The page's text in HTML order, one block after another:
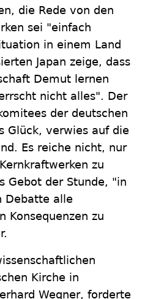
die Rede von den
sei "einfach
in einem Land
Japan zeige, dass
Demut lernen
nicht alles". Der
der deutschen
Glück, verwies auf die
Es reiche nicht, nur
zu
Gebot der Stunde, "in
Debatte alle
Konsequenzen zu
Kirche in
Wegner, forderte